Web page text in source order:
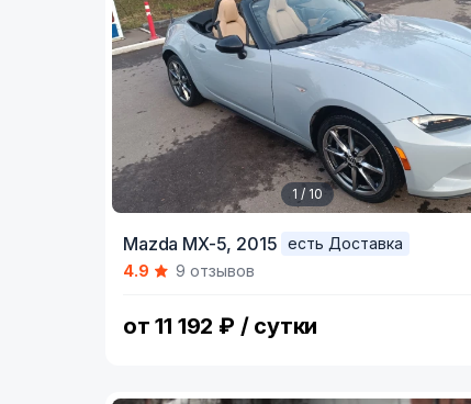
of
1 / 10
Mazda MX-5, 2015
есть Доставка
4.9
9 отзывов
от 11 192 ₽ / сутки